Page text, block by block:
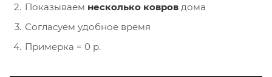
Показываем несколько ковров дома
Согласуем удобное время
Примерка = 0 р.